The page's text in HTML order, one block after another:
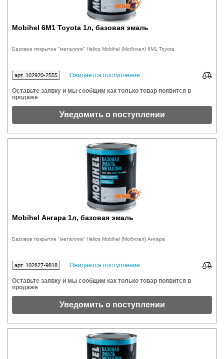
Mobihel 6M1 Toyota 1л, базовая эмаль
Базовое покрытие "металлик" Helios Mobihel (Мобихел) 6M1 Toyota
арт. 102920-2555 Ожидается поступление
Оставьте заявку и мы сообщим как только товар появится в
продаже
Уведомить о поступлении
Mobihel Ангара 1л, базовая эмаль
Базовое покрытие "металлик" Helios Mobihel (Мобихел) Ангара
арт. 102827-9818 Ожидается поступление
Оставьте заявку и мы сообщим как только товар появится в
продаже
Уведомить о поступлении